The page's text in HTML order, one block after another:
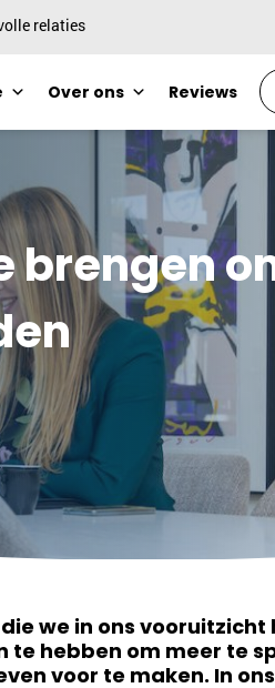
relaties
Over ons Reviews
brengen
we in ons
te hebben om meer te
voor te maken. In